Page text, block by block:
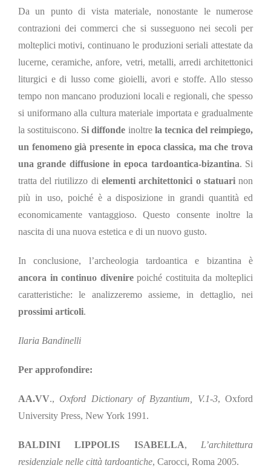
Da un punto di vista materiale, nonostante le numerose
contrazioni dei commerci che si susseguono nei secoli per
molteplici motivi, continuano le produzioni seriali attestate da
lucerne, ceramiche, anfore, vetri, metalli, arredi architettonici
liturgici e di lusso come gioielli, avori e stoffe. Allo stesso
tempo non mancano produzioni locali e regionali, che spesso
si uniformano alla cultura materiale importata e gradualmente
la sostituiscono. Si diffonde inoltrela tecnica del reimpiego,
un fenomeno già presente in epoca classica, ma che trova
una grande diffusione in epoca tardoantica-bizantina. Si
tratta del riutilizzo dielementi architettonici o statuarinon
più in uso, poiché è a disposizione in grandi quantità ed
economicamente vantaggioso. Questo consente inoltre la
nascita di una nuova estetica e di un nuovo gusto.
In conclusione, l’archeologia tardoantica e bizantina è
ancora in continuo divenirepoiché costituita da molteplici
caratteristiche: le analizzeremo assieme, in dettaglio, nei
prossimiarticoli.
Ilaria Bandinelli
Per approfondire:
AA.VV., Oxford Dictionary of Byzantium, V.1-3, Oxford
University Press, New York 1991.
BALDINI LIPPOLIS ISABELLA,L’architettura
residenziale nelle città tardoantiche, Carocci, Roma 2005.